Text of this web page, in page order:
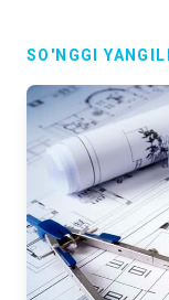
SO'NGGI